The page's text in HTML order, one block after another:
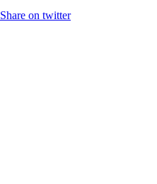
Share on twitter